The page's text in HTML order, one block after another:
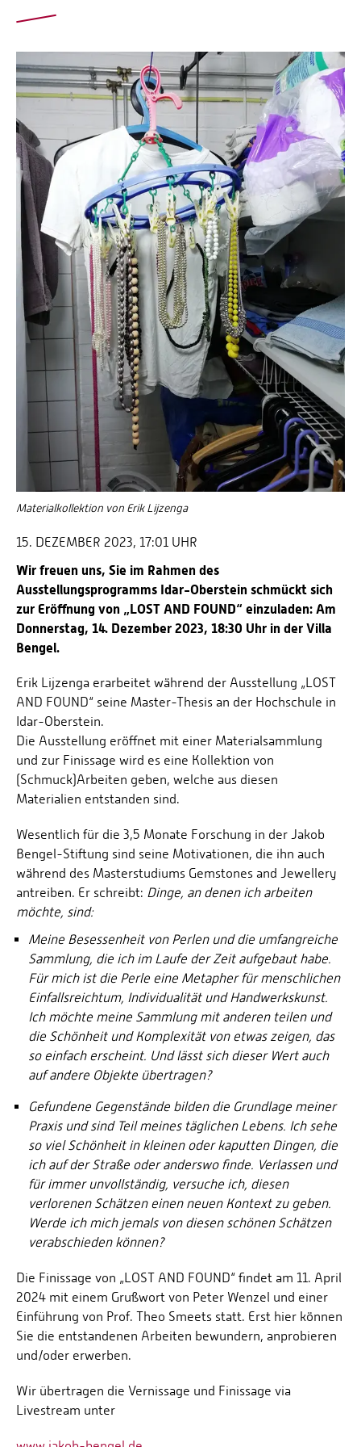
Materialkollektion von Erik Lijzenga
15. DEZEMBER 2023, 17:01 UHR
Wir freuen uns, Sie im Rahmen des
Ausstellungsprogramms Idar-Oberstein schmückt sich
zur Eröffnung von „LOST AND FOUND“ einzuladen: Am
Donnerstag, 14. Dezember 2023, 18:30 Uhr in der Villa
Bengel.
Erik Lijzenga erarbeitet während der Ausstellung „LOST
AND FOUND“ seine Master-Thesis an der Hochschule in
Idar-Oberstein.
Die Ausstellung eröffnet mit einer Materialsammlung
und zur Finissage wird es eine Kollektion von
(Schmuck)Arbeiten geben, welche aus diesen
Materialien entstanden sind.
Wesentlich für die 3,5 Monate Forschung in der Jakob
Bengel-Stiftung sind seine Motivationen, die ihn auch
während des Masterstudiums Gemstones and Jewellery
antreiben. Er schreibt: Dinge, an denen ich arbeiten
möchte, sind:
Meine Besessenheit von Perlen und die umfangreiche
Sammlung, die ich im Laufe der Zeit aufgebaut habe.
Für mich ist die Perle eine Metapher für menschlichen
Einfallsreichtum, Individualität und Handwerkskunst.
Ich möchte meine Sammlung mit anderen teilen und
die Schönheit und Komplexität von etwas zeigen, das
so einfach erscheint. Und lässt sich dieser Wert auch
auf andere Objekte übertragen?
Gefundene Gegenstände bilden die Grundlage meiner
Praxis und sind Teil meines täglichen Lebens. Ich sehe
so viel Schönheit in kleinen oder kaputten Dingen, die
ich auf der Straße oder anderswo finde. Verlassen und
für immer unvollständig, versuche ich, diesen
verlorenen Schätzen einen neuen Kontext zu geben.
Werde ich mich jemals von diesen schönen Schätzen
verabschieden können?
Die Finissage von „LOST AND FOUND“ findet am 11. April
2024 mit einem Grußwort von ­Peter Wenzel und einer
Einführung von Prof. Theo Smeets statt. Erst hier können
Sie die entstandenen Arbeiten bewundern, anprobieren
und/oder erwerben.
Wir übertragen die Vernissage und Finissage via
Livestream unter